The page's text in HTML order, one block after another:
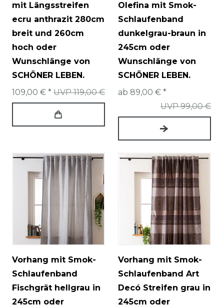
mit Längsstreifen
ecru anthrazit 280cm
breit und 260cm
hoch oder
Wunschlänge von
SCHÖNER LEBEN.
UVP 119,00 €
109,00 € *
Olefina mit Smok-
Schlaufenband
dunkelgrau-braun in
245cm oder
Wunschlänge von
SCHÖNER LEBEN.
UVP 99,00 €
ab 89,00 € *
Vorhang mit Smok-
Schlaufenband
Fischgrät hellgrau in
245cm oder
Vorhang mit Smok-
Schlaufenband Art
Decó Streifen grau in
245cm oder